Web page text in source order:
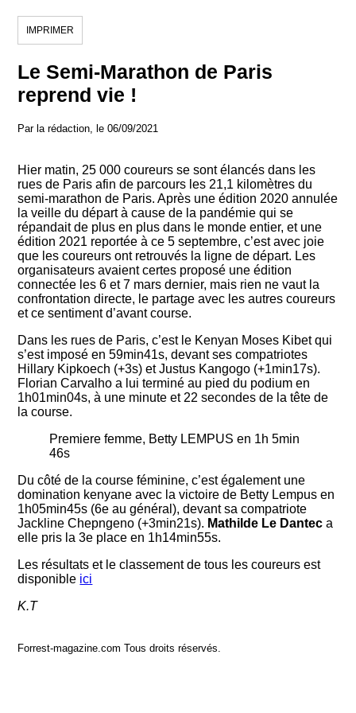
IMPRIMER
Le Semi-Marathon de Paris
reprend vie !
Par la rédaction, le 06/09/2021
Hier matin, 25 000 coureurs se sont élancés dans les
rues de Paris afin de parcours les 21,1 kilomètres du
semi-marathon de Paris. Après une édition 2020 annulée
la veille du départ à cause de la pandémie qui se
répandait de plus en plus dans le monde entier, et une
édition 2021 reportée à ce 5 septembre, c’est avec joie
que les coureurs ont retrouvés la ligne de départ. Les
organisateurs avaient certes proposé une édition
connectée les 6 et 7 mars dernier, mais rien ne vaut la
confrontation directe, le partage avec les autres coureurs
et ce sentiment d’avant course.
Dans les rues de Paris, c’est le Kenyan Moses Kibet qui
s’est imposé en 59min41s, devant ses compatriotes
Hillary Kipkoech (+3s) et Justus Kangogo (+1min17s).
Florian Carvalho a lui terminé au pied du podium en
1h01min04s, à une minute et 22 secondes de la tête de
la course.
Premiere femme, Betty LEMPUS en 1h 5min
46s
Du côté de la course féminine, c’est également une
domination kenyane avec la victoire de Betty Lempus en
1h05min45s (6e au général), devant sa compatriote
Jackline Chepngeno (+3min21s). Mathilde Le Dantec a
elle pris la 3e place en 1h14min55s.
Les résultats et le classement de tous les coureurs est
disponible ici
K.T
Forrest-magazine.com Tous droits réservés.